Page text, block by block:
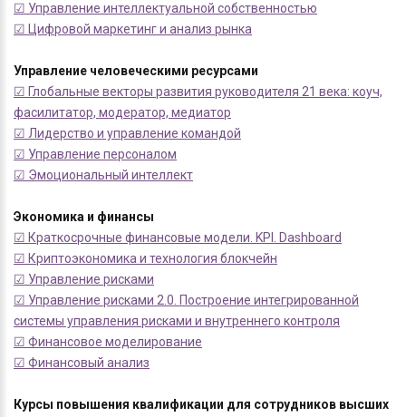
☑ Управление интеллектуальной собственностью
☑ Цифровой маркетинг и анализ рынка
Управление человеческими ресурсами
☑ Глобальные векторы развития руководителя 21 века: коуч,
фасилитатор, модератор, медиатор
☑ Лидерство и управление командой
☑ Управление персоналом
☑ Эмоциональный интеллект
Экономика и финансы
☑ Краткосрочные финансовые модели. KPI. Dashboard
☑ Криптоэкономика и технология блокчейн
☑ Управление рисками
☑ Управление рисками 2.0. Построение интегрированной
системы управления рисками и внутреннего контроля
☑ Финансовое моделирование
☑ Финансовый анализ
Курсы повышения квалификации для сотрудников высших